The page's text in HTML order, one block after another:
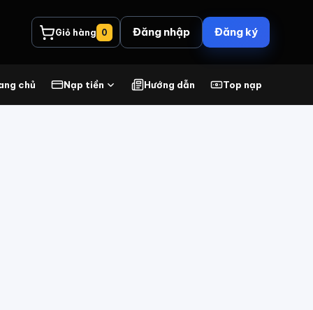
Giỏ hàng 0 Đăng nhập Đăng ký
chủ Nạp tiền Hướng dẫn Top nạp